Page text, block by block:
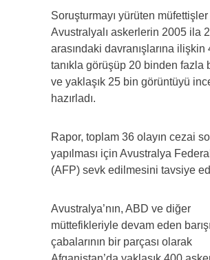
Soruşturmayı yürüten
Avustralyalı askerlerin 2005 ila
arasındaki davranışlarına ilişkin
tanıkla görüşüp 20 binden fazla
ve yaklaşık 25 bin görüntüyü
hazırladı.
Rapor, toplam 36 olayın cezai
yapılması için Avustralya
(AFP) sevk edilmesini tavsiye
Avustralya’nın, ABD ve diğer
müttefikleriyle devam eden
çabalarının bir parçası olarak